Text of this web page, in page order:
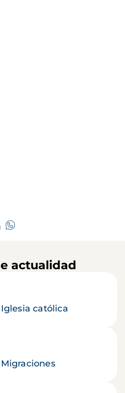
actualidad
católica